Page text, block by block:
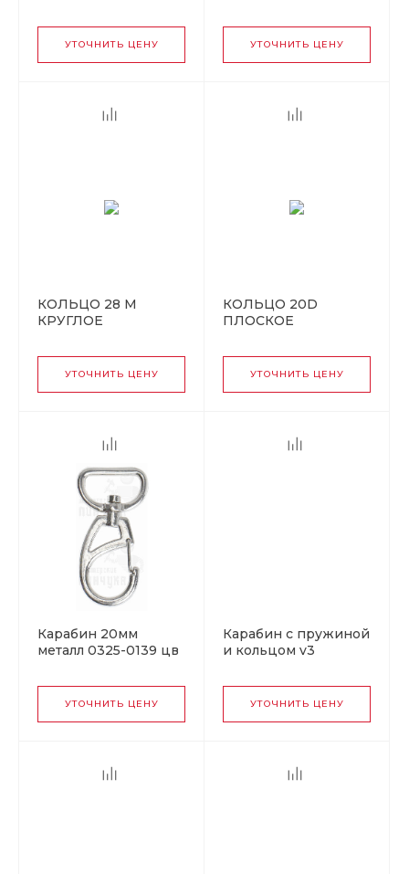
УТОЧНИТЬ ЦЕНУ УТОЧНИТЬ ЦЕНУ
КОЛЬЦО 28 М
КРУГЛОЕ
УТОЧНИТЬ ЦЕНУ
КОЛЬЦО 20D
ПЛОСКОЕ
УТОЧНИТЬ ЦЕНУ
Карабин 20мм
металл 0325-0139 цв
УТОЧНИТЬ ЦЕНУ
Карабин с пружиной
и кольцом v3
УТОЧНИТЬ ЦЕНУ